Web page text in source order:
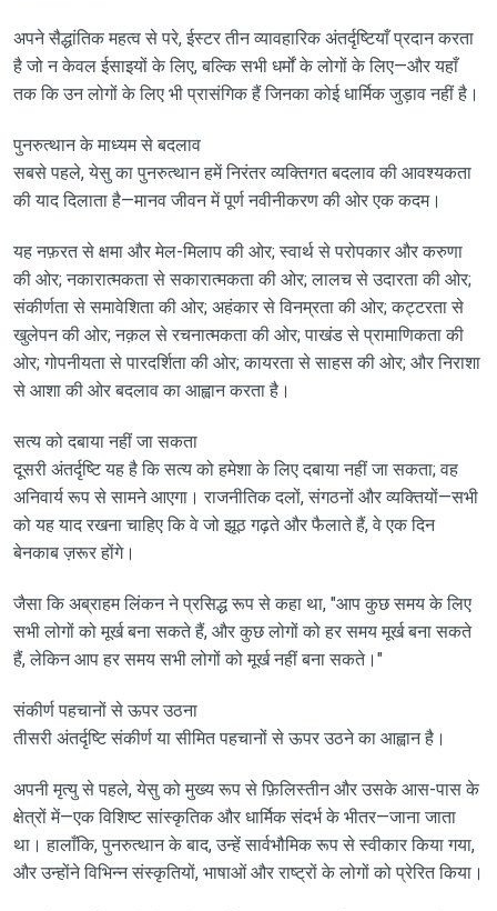
अपने सैद्धांतिक महत्व से परे, ईस्टर तीन व्यावहारिक अंतर्दृष्टियाँ प्रदान करता
है जो न केवल ईसाइयों के लिए, बल्कि सभी धर्मों के लोगों के लिए—और यहाँ
तक कि उन लोगों के लिए भी प्रासंगिक हैं जिनका कोई धार्मिक जुड़ाव नहीं है।
पुनरुत्थान के माध्यम से बदलाव
सबसे पहले, येसु का पुनरुत्थान हमें निरंतर व्यक्तिगत बदलाव की आवश्यकता
की याद दिलाता है—मानव जीवन में पूर्ण नवीनीकरण की ओर एक कदम।
यह नफ़रत से क्षमा और मेल-मिलाप की ओर; स्वार्थ से परोपकार और करुणा
की ओर; नकारात्मकता से सकारात्मकता की ओर; लालच से उदारता की ओर;
संकीर्णता से समावेशिता की ओर; अहंकार से विनम्रता की ओर; कट्टरता से
खुलेपन की ओर; नक़ल से रचनात्मकता की ओर; पाखंड से प्रामाणिकता की
ओर; गोपनीयता से पारदर्शिता की ओर; कायरता से साहस की ओर; और निराशा
से आशा की ओर बदलाव का आह्वान करता है।
सत्य को दबाया नहीं जा सकता
दूसरी अंतर्दृष्टि यह है कि सत्य को हमेशा के लिए दबाया नहीं जा सकता; वह
अनिवार्य रूप से सामने आएगा। राजनीतिक दलों, संगठनों और व्यक्तियों—सभी
को यह याद रखना चाहिए कि वे जो झूठ गढ़ते और फैलाते हैं, वे एक दिन
बेनकाब ज़रूर होंगे।
जैसा कि अब्राहम लिंकन ने प्रसिद्ध रूप से कहा था, "आप कुछ समय के लिए
सभी लोगों को मूर्ख बना सकते हैं, और कुछ लोगों को हर समय मूर्ख बना सकते
हैं, लेकिन आप हर समय सभी लोगों को मूर्ख नहीं बना सकते।"
संकीर्ण पहचानों से ऊपर उठना
तीसरी अंतर्दृष्टि संकीर्ण या सीमित पहचानों से ऊपर उठने का आह्वान है।
अपनी मृत्यु से पहले, येसु को मुख्य रूप से फ़िलिस्तीन और उसके आस-पास के
क्षेत्रों में—एक विशिष्ट सांस्कृतिक और धार्मिक संदर्भ के भीतर—जाना जाता
था। हालाँकि, पुनरुत्थान के बाद, उन्हें सार्वभौमिक रूप से स्वीकार किया गया,
और उन्होंने विभिन्न संस्कृतियों, भाषाओं और राष्ट्रों के लोगों को प्रेरित किया।